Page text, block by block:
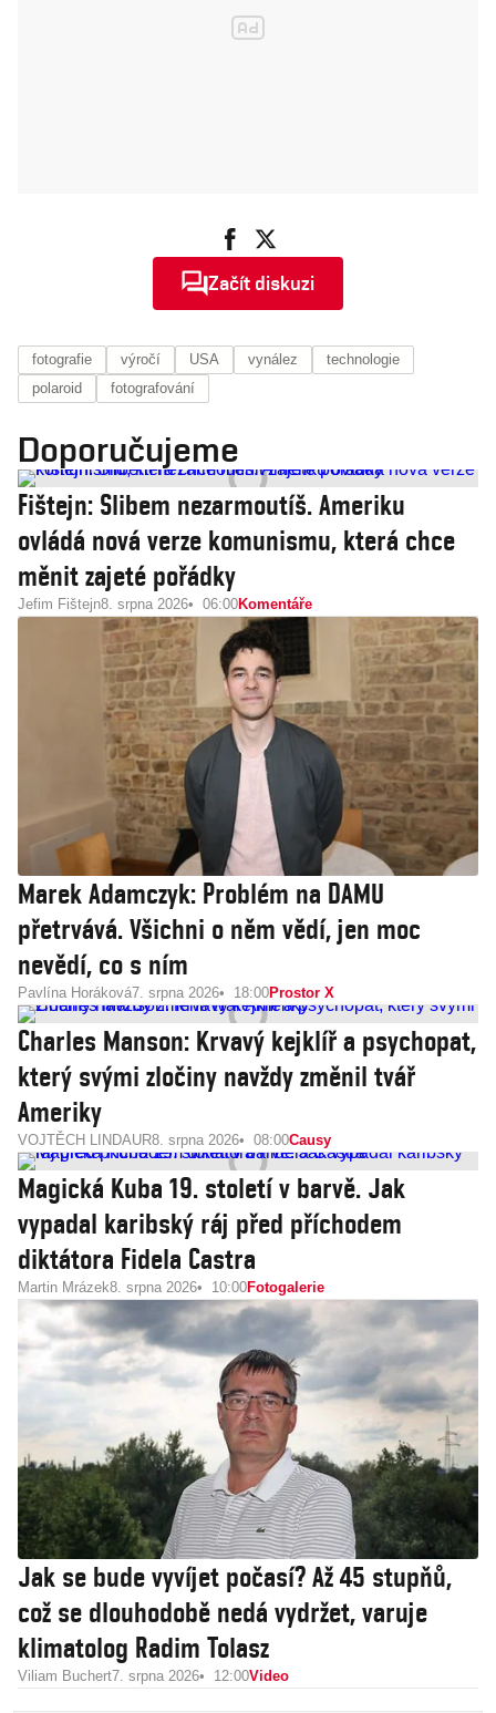
Začít diskuzi
fotografie výročí USA vynález
technologie
polaroid
fotografování
Doporučujeme
Fištejn: Slibem nezarmoutíš. Ameriku
ovládá nová verze komunismu, která chce
měnit zajeté pořádky
Jefim Fištejn8. srpna 2026 06:00Komentáře
Marek Adamczyk: Problém na DAMU
přetrvává. Všichni o něm vědí, jen moc
nevědí, co s ním
Pavlína Horáková7. srpna 2026 18:00Prostor X
Charles Manson: Krvavý kejklíř a psychopat,
který svými zločiny navždy změnil tvář
Ameriky
VOJTĚCH LINDAUR8. srpna 2026 08:00Causy
Magická Kuba 19. století v barvě. Jak
vypadal karibský ráj před příchodem
diktátora Fidela Castra
Martin Mrázek8. srpna 2026 10:00Fotogalerie
Jak se bude vyvíjet počasí? Až 45 stupňů,
což se dlouhodobě nedá vydržet, varuje
klimatolog Radim Tolasz
Viliam Buchert7. srpna 2026 12:00Video